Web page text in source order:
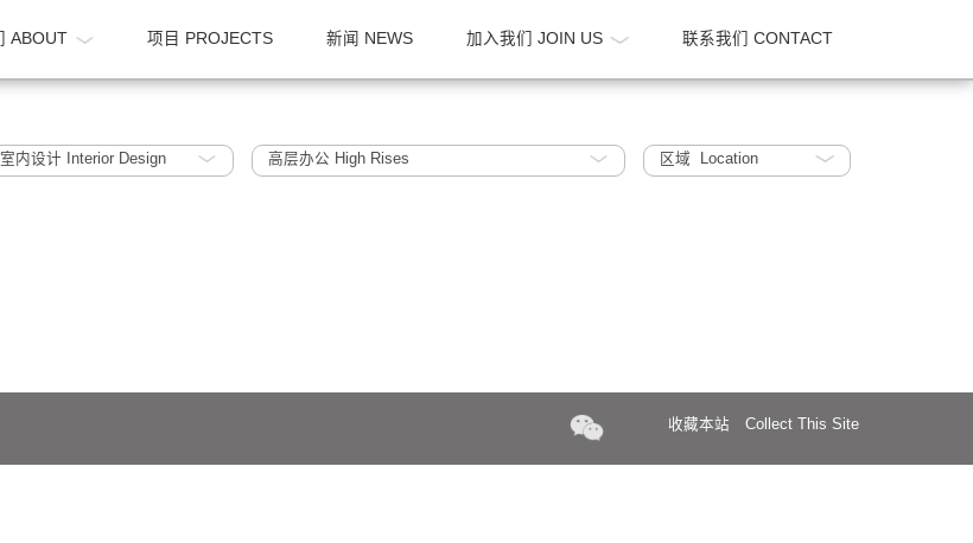
关于我们 ABOUT 项目 PROJECTS 新闻 NEWS 加入我们 JOIN US 联系我们
室内设计 Interior Design 高层办公 High Rises 区域 Location